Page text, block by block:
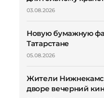
03.08.2026
Новую бумажную
Татарстане
05.08.2026
Жители
дворе вечерний